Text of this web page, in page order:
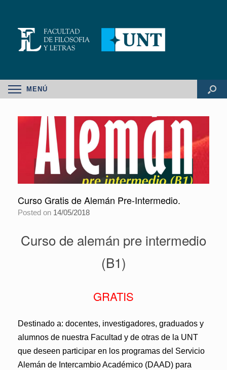
MENÚ
Curso Gratis de Alemán Pre-Intermedio.
Posted on 14/05/2018
Curso de alemán pre intermedio
(B1)
GRATIS
Destinado a: docentes, investigadores, graduados y
alumnos de nuestra Facultad y de otras de la UNT
que deseen participar en los programas del Servicio
Alemán de Intercambio Académico (DAAD) para